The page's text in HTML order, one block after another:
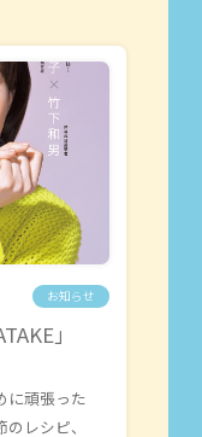
お知らせ
」
に頑張った
レシピ、